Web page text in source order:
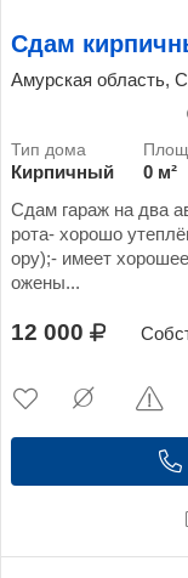
Сдам
Амурская область,
Кирпичный
0 м²
Сдам гараж на два
рота- хорошо
ору);- имеет
ожены...
12 000